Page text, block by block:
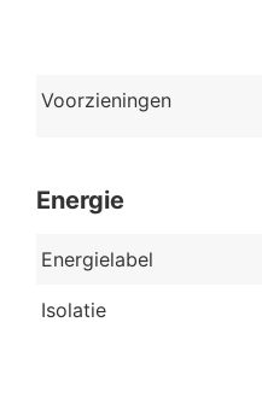
Voorzieningen
Energie
Energielabel
Isolatie